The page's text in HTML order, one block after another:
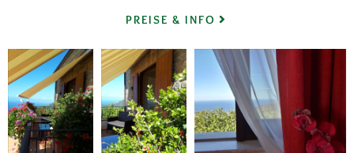
PREISE & INFO